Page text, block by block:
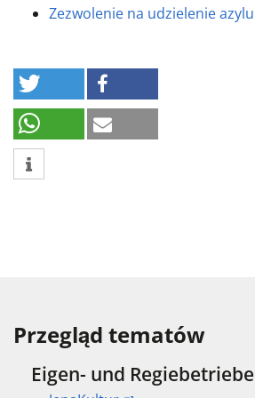
Zezwolenie na udzielenie azylu
Przegląd tematów
Eigen- und Regiebetriebe